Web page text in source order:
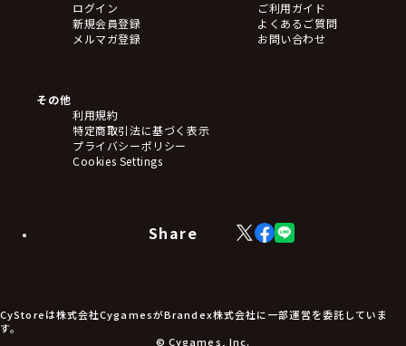
アクリルスタンド
バッジ
キーホルダー・ストラップ
ステッカー・シール・カード
タペストリー・ポスター
アームサポーター
ブレードホルダー
食品・飲料品
アパレル小物
アクセサリー
ログイン
新規会員登録
メルマガ登録
ご利用ガイド
よくあるご質問
お問い合わせ
その他
利用規約
特定商取引法に基づく表示
プライバシーポリシー
Cookies Settings
Share
X
(Twitter)
Facebook
LINE
CyStoreは株式会社CygamesがBrandex株式会社に一部運営を委託していま
す。
© Cygames, Inc.